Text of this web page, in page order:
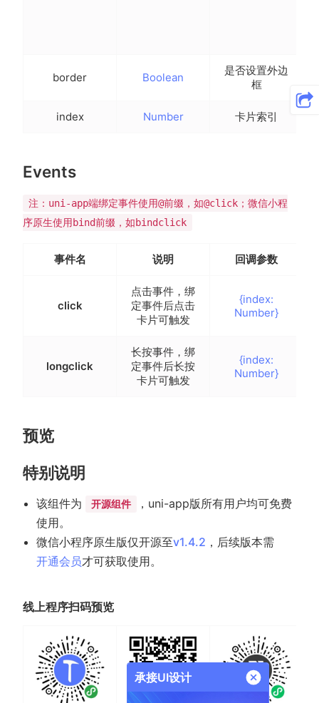
border Boolean
是否设置外边
框
index Number 卡片索引
Events
注：uni-app端绑定事件使用@前缀，如@click；微信小程
序原生使用bind前缀，如bindclick
事件名 说明 回调参数
click
点击事件，绑
定事件后点击
卡片可触发
{index:
Number}
longclick
长按事件，绑
定事件后长按
卡片可触发
{index:
Number}
预览
特别说明
该组件为 开源组件
，uni-app版所有用户均可免费
使用。
微信小程序原生版仅开源至v1.4.2 ，后续版本需
开通会员才可获取使用。
线上程序扫码预览
承接UI设计